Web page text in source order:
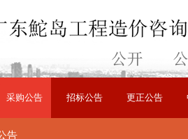
采购公告 招标公告 更正公告
告